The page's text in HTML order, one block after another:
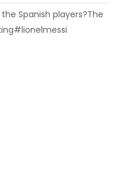
Spanish players?The